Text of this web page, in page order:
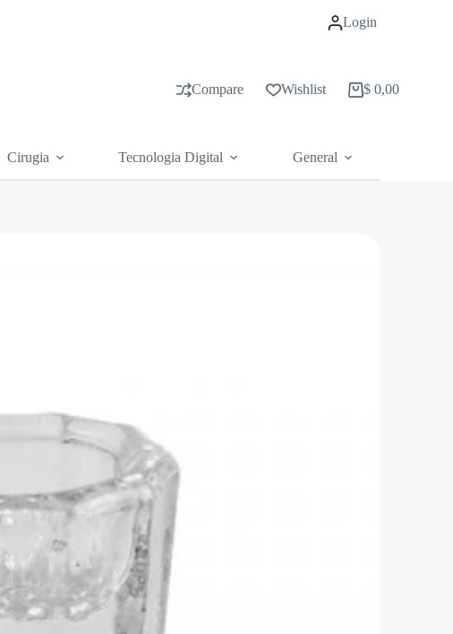
Login
Compare Wishlist
Carrito
$ 0,00
Cirugia Tecnologia Digital General